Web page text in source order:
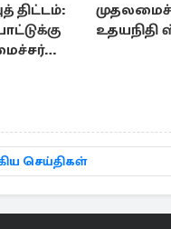
திட்டம்:
செய்திகள்